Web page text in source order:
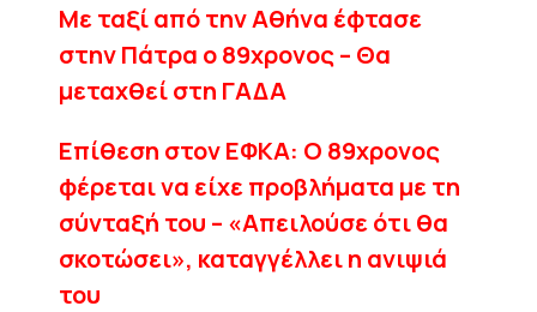
Με ταξί από την Αθήνα έφτασε
στην Πάτρα ο 89χρονος – Θα
μεταχθεί στη ΓΑΔΑ
Επίθεση στον ΕΦΚΑ: Ο 89χρονος
φέρεται να είχε προβλήματα με τη
σύνταξή του – «Απειλούσε ότι θα
σκοτώσει», καταγγέλλει η ανιψιά
του